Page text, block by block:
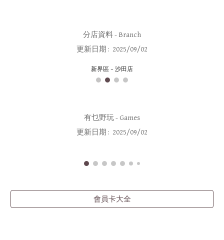
分店資料- Branch
更新日期 : 2025/09/02
新界區 - 沙田店
有乜野玩- Games
更新日期 : 2025/09/02
會員卡大全